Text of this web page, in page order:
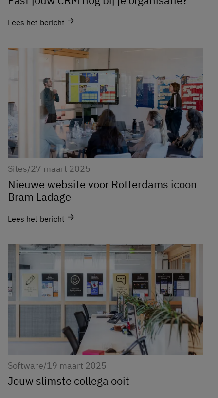
Lees het bericht arrow_forward
Sites/27 maart 2025
Nieuwe website voor Rotterdams icoon
Bram Ladage
Lees het bericht arrow_forward
Software/19 maart 2025
Jouw slimste collega ooit